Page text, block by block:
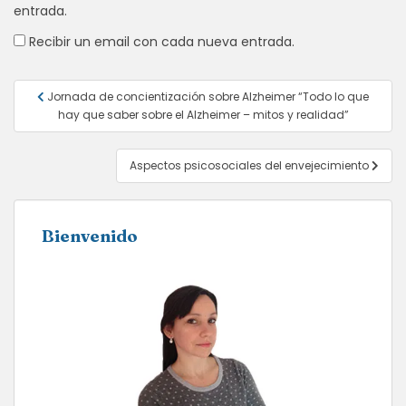
entrada.
Recibir un email con cada nueva entrada.
Navegación
entradas
Jornada de concientización sobre Alzheimer “Todo lo que
hay que saber sobre el Alzheimer – mitos y realidad”
Aspectos psicosociales del envejecimiento
Bienvenido